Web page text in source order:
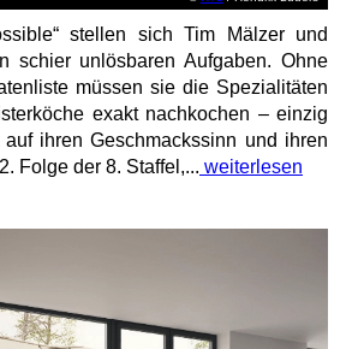
stellen sich Tim Mälzer und
schier unlösbaren Aufgaben. Ohne
müssen sie die Spezialitäten
exakt nachkochen – einzig
ihren Geschmackssinn und ihren
Folge der 8. Staffel,... weiterlesen